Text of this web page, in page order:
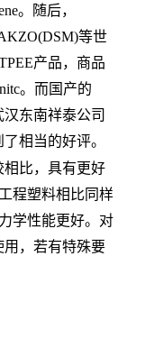
。随后，
等世
产品，商品
。而国产的
东南祥泰公司
相当的好评。
相比，具有更好
程塑料相比同样
学性能更好。对
用，若有特殊要